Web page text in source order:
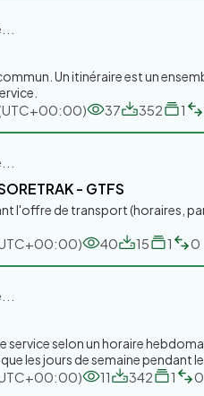
Un itinéraire est un
37 352 1
- GTFS
l'offre de transport (horaires,
40 15 1 0
service selon un horaire
les jours de semaine pendant
11 342 1 0